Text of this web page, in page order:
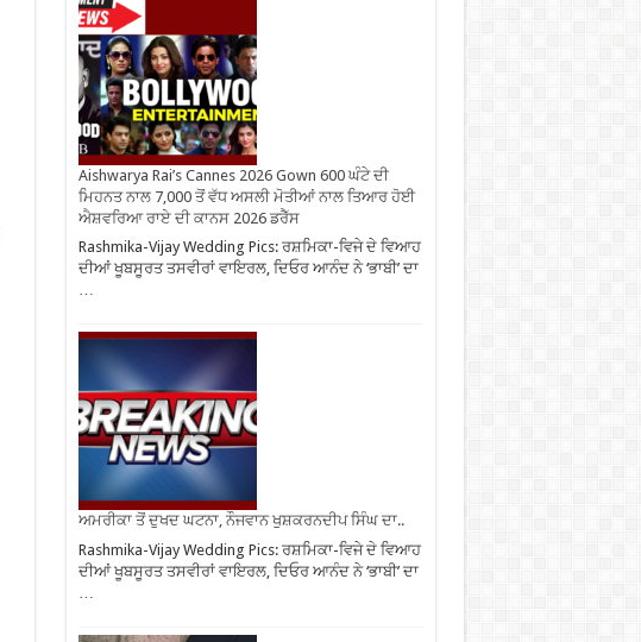
Aishwarya Rai’s Cannes 2026 Gown 600 ਘੰਟੇ ਦੀ
ਮਿਹਨਤ ਨਾਲ 7,000 ਤੋਂ ਵੱਧ ਅਸਲੀ ਮੋਤੀਆਂ ਨਾਲ ਤਿਆਰ ਹੋਈ
ਐਸ਼ਵਰਿਆ ਰਾਏ ਦੀ ਕਾਨਸ 2026 ਡਰੈੱਸ
Rashmika-Vijay Wedding Pics: ਰਸ਼ਮਿਕਾ-ਵਿਜੇ ਦੇ ਵਿਆਹ
ਦੀਆਂ ਖੂਬਸੂਰਤ ਤਸਵੀਰਾਂ ਵਾਇਰਲ, ਦਿਓਰ ਆਨੰਦ ਨੇ ‘ਭਾਬੀ’ ਦਾ
…
ਅਮਰੀਕਾ ਤੋਂ ਦੁਖਦ ਘਟਨਾ, ਨੌਜਵਾਨ ਖੁਸ਼ਕਰਨਦੀਪ ਸਿੰਘ ਦਾ..
Rashmika-Vijay Wedding Pics: ਰਸ਼ਮਿਕਾ-ਵਿਜੇ ਦੇ ਵਿਆਹ
ਦੀਆਂ ਖੂਬਸੂਰਤ ਤਸਵੀਰਾਂ ਵਾਇਰਲ, ਦਿਓਰ ਆਨੰਦ ਨੇ ‘ਭਾਬੀ’ ਦਾ